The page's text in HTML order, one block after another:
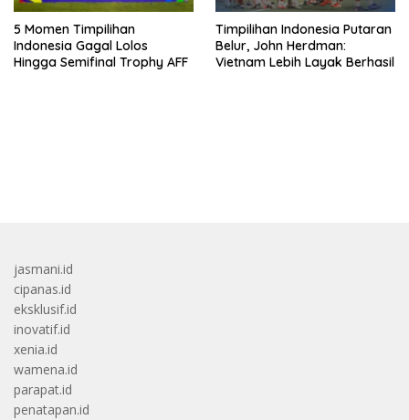
5 Momen Timpilihan
Indonesia Gagal Lolos
Hingga Semifinal Trophy AFF
Timpilihan Indonesia Putaran
Belur, John Herdman:
Vietnam Lebih Layak Berhasil
jasmani.id
cipanas.id
eksklusif.id
inovatif.id
xenia.id
wamena.id
parapat.id
penatapan.id